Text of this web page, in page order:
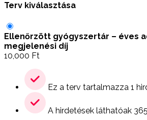
Terv kiválasztása
Ellenőrzött gyógyszertár – éves
megjelenési díj
10,000 Ft
Ez a terv tartalmazza 1
A hirdetések láthatóak